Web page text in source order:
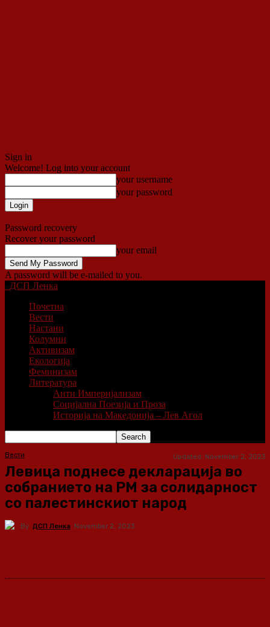
Sign in
Welcome! Log into your account
your username
your password
Password recovery
Recover your password
your email
A password will be e-mailed to you.
ДСП Ленка
Почетна
Вести
Настани
Колумни
Активизам
Екологија
Феминизам
Литература
Анти Империјализам
Социјална Поезија и Проза
Историја на Македонија – Лев Агол
Вести Updated: November 2, 2023
Левица поднесе декларација во
собранието на РМ за солидарност
со палестинскиот народ
By ДСП Ленка November 2, 2023